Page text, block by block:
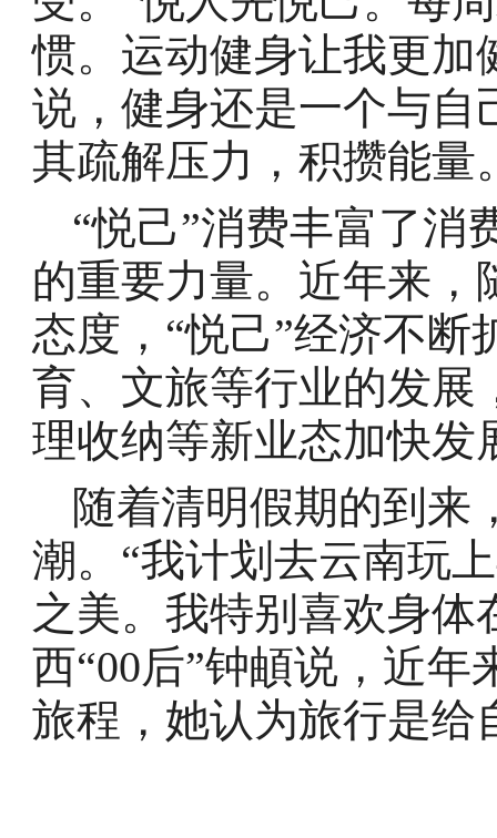
惯。运动健身让我更加
说，健身还是一个与自
其疏解压力，积攒能量
“悦己”消费丰富了消
的重要力量。近年来，
态度，“悦己”经济不
育、文旅等行业的发展
理收纳等新业态加快发
随着清明假期的到来
潮。“我计划去云南玩
之美。我特别喜欢身体
西“00后”钟頔说，近年
旅程，她认为旅行是给